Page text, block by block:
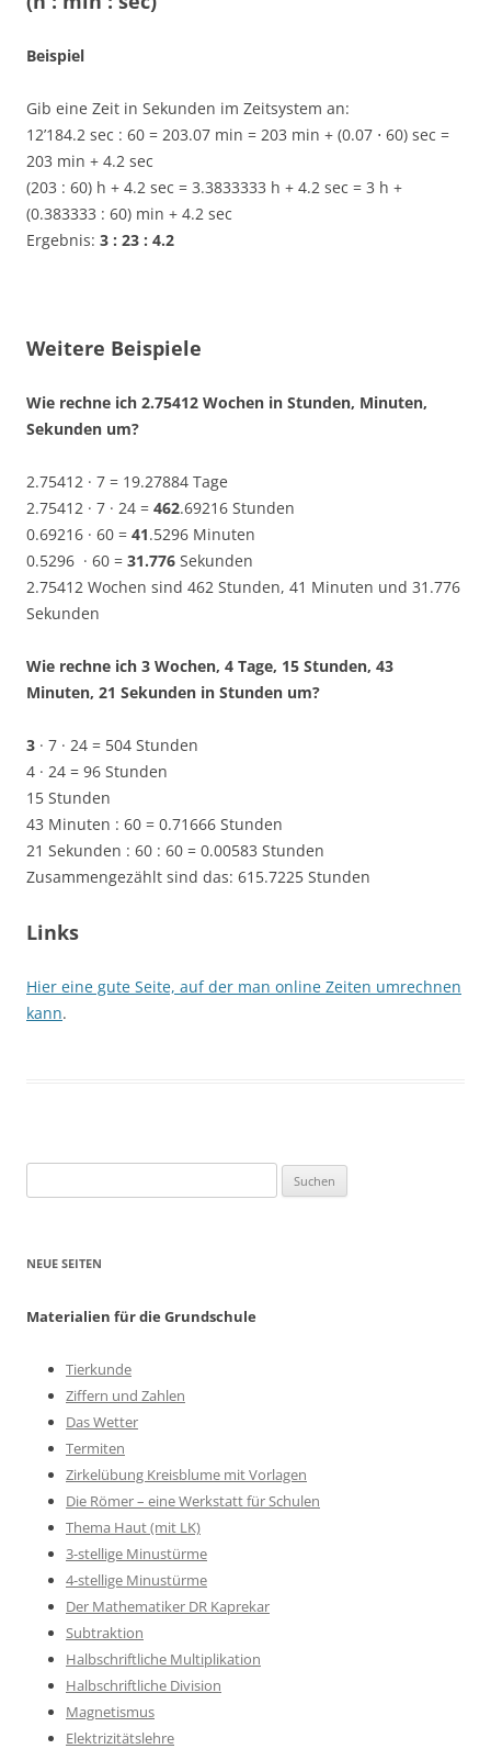
Beispiel
Gib eine Zeit in Sekunden im Zeitsystem an:
12’184.2 sec : 60 = 203.07 min = 203 min + (0.07 ⋅ 60) sec =
203 min + 4.2 sec
(203 : 60) h + 4.2 sec = 3.3833333 h + 4.2 sec = 3 h +
(0.383333 : 60) min + 4.2 sec
Ergebnis: 3 : 23 : 4.2
Weitere Beispiele
Wie rechne ich 2.75412 Wochen in Stunden, Minuten,
Sekunden um?
2.75412 · 7 = 19.27884 Tage
2.75412 · 7 · 24 = 462.69216 Stunden
0.69216 · 60 = 41.5296 Minuten
0.5296 · 60 = 31.776 Sekunden
2.75412 Wochen sind 462 Stunden, 41 Minuten und 31.776
Sekunden
Wie rechne ich 3 Wochen, 4 Tage, 15 Stunden, 43
Minuten, 21 Sekunden in Stunden um?
3 · 7 · 24 = 504 Stunden
4 · 24 = 96 Stunden
15 Stunden
43 Minuten : 60 = 0.71666 Stunden
21 Sekunden : 60 : 60 = 0.00583 Stunden
Zusammengezählt sind das: 615.7225 Stunden
Links
Hier eine gute Seite, auf der man online Zeiten umrechnen
kann.
nach:
NEUE SEITEN
Materialien für die Grundschule
Tierkunde
Ziffern und Zahlen
Das Wetter
Termiten
Zirkelübung Kreisblume mit Vorlagen
Die Römer – eine Werkstatt für Schulen
Thema Haut (mit LK)
3-stellige Minustürme
4-stellige Minustürme
Der Mathematiker DR Kaprekar
Subtraktion
Halbschriftliche Multiplikation
Halbschriftliche Division
Magnetismus
Elektrizitätslehre